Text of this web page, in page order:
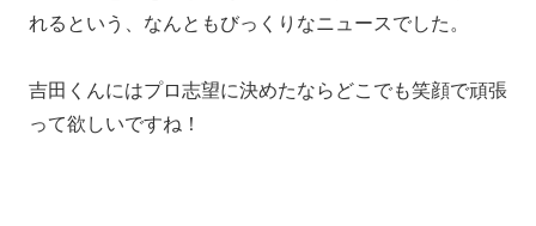
れるという、なんともびっくりなニュースでした。
吉田くんにはプロ志望に決めたならどこでも笑顔で頑張
って欲しいですね！